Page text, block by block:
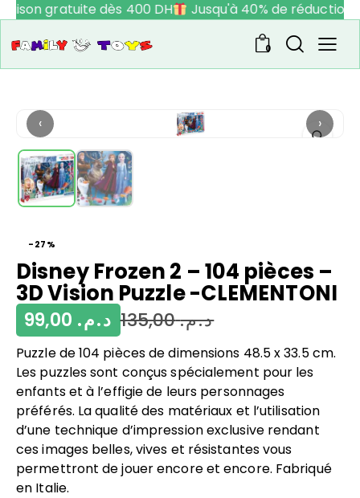
gratuite dès 400 DH Jusqu'à 40% de réduction
0
‹ ›
-27%
Disney Frozen 2 – 104 pièces –
3D Vision Puzzle -CLEMENTONI
د.م.135,00 د.م.
Puzzle de 104 pièces de dimensions 48.5 x 33.5 cm.
Les puzzles sont conçus spécialement pour les
enfants et à l’effigie de leurs personnages
préférés. La qualité des matériaux et l’utilisation
d’une technique d’impression exclusive rendant
ces images belles, vives et résistantes vous
permettront de jouer encore et encore. Fabriqué
en Italie.